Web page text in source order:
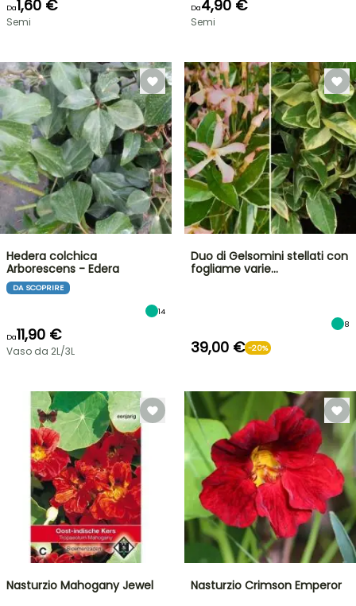
Da1,60 €
Semi
Da4,90 €
Semi
Hedera colchica
Arborescens - Edera
DA SCOPRIRE
14
Da11,90 €
Vaso da 2L/3L
Duo di Gelsomini stellati con
fogliame varie…
8
39,00 € -20%
Nasturzio Mahogany Jewel Nasturzio Crimson Emperor